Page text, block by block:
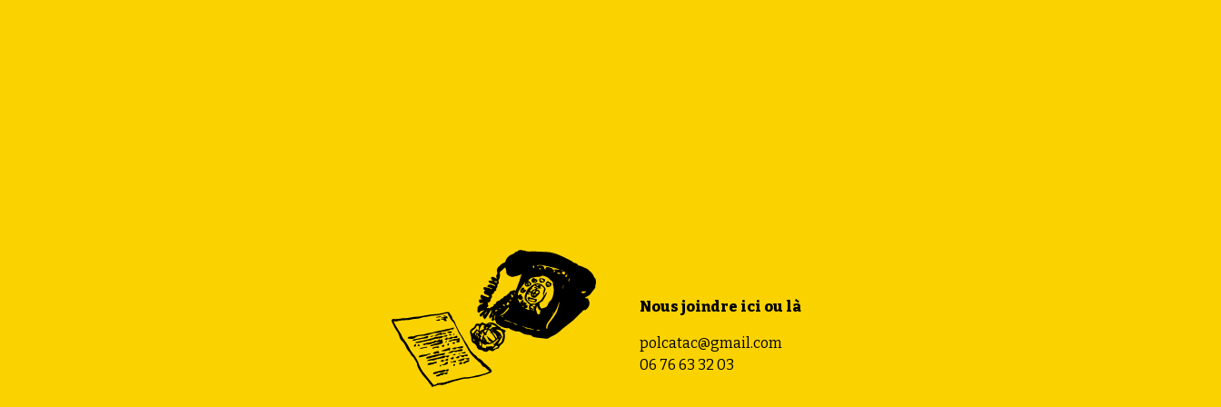
Nous joindre ici ou là
polcatac@gmail.com
06 76 63 32 03